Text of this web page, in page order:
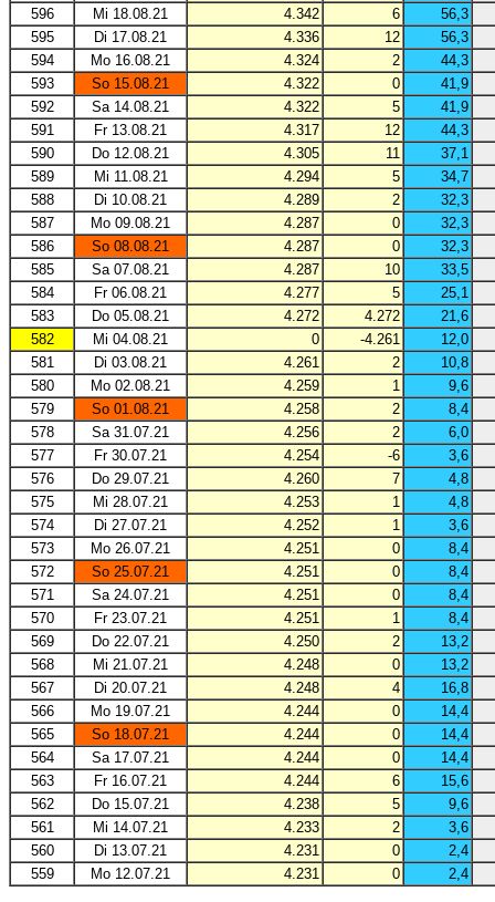
596
Mi 18.08.21 4.342 6
56,3
595
Di 17.08.21 4.336 12
56,3
594
Mo 16.08.21 4.324 2
44,3
593
So 15.08.21 4.322 0
41,9
592
Sa 14.08.21 4.322 5
41,9
591
Fr 13.08.21 4.317 12
44,3
590
Do 12.08.21 4.305 11
37,1
589
Mi 11.08.21 4.294 5
34,7
588
Di 10.08.21 4.289 2
32,3
587
Mo 09.08.21 4.287 0
32,3
586
So 08.08.21 4.287 0
32,3
585
Sa 07.08.21 4.287 10
33,5
584
Fr 06.08.21 4.277 5
25,1
583
Do 05.08.21 4.272 4.272
21,6
582
Mi 04.08.21 0 -4.261
12,0
581
Di 03.08.21 4.261 2
10,8
580
Mo 02.08.21 4.259 1
9,6
579
So 01.08.21 4.258 2
8,4
578
Sa 31.07.21 4.256 2
6,0
577
Fr 30.07.21 4.254 -6
3,6
576
Do 29.07.21 4.260 7
4,8
575
Mi 28.07.21 4.253 1
4,8
574
Di 27.07.21 4.252 1
3,6
573
Mo 26.07.21 4.251 0
8,4
572
So 25.07.21 4.251 0
8,4
571
Sa 24.07.21 4.251 0
8,4
570
Fr 23.07.21 4.251 1
8,4
569
Do 22.07.21 4.250 2
13,2
568
Mi 21.07.21 4.248 0
13,2
567
Di 20.07.21 4.248 4
16,8
566
Mo 19.07.21 4.244 0
14,4
565
So 18.07.21 4.244 0
14,4
564
Sa 17.07.21 4.244 0
14,4
563
Fr 16.07.21 4.244 6
15,6
562
Do 15.07.21 4.238 5
9,6
561
Mi 14.07.21 4.233 2
3,6
560
Di 13.07.21 4.231 0
2,4
559
Mo 12.07.21 4.231 0 2,4